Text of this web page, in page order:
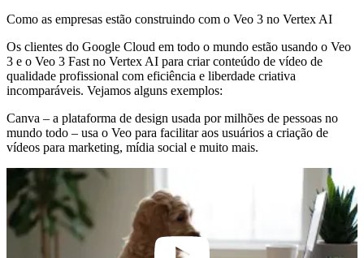
Como as empresas estão construindo com o Veo 3 no Vertex AI
Os clientes do Google Cloud em todo o mundo estão usando o Veo
3 e o Veo 3 Fast no Vertex AI para criar conteúdo de vídeo de
qualidade profissional com eficiência e liberdade criativa
incomparáveis. Vejamos alguns exemplos:
Canva – a plataforma de design usada por milhões de pessoas no
mundo todo – usa o Veo para facilitar aos usuários a criação de
vídeos para marketing, mídia social e muito mais.